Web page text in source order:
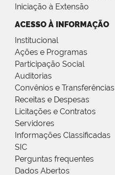
Iniciação à Extensão
ACESSO À INFORMAÇÃO
Institucional
Ações e Programas
Participação Social
Auditorias
Convênios e Transferências
Receitas e Despesas
Licitações e Contratos
Servidores
Informações Classificadas
SIC
Perguntas frequentes
Dados Abertos